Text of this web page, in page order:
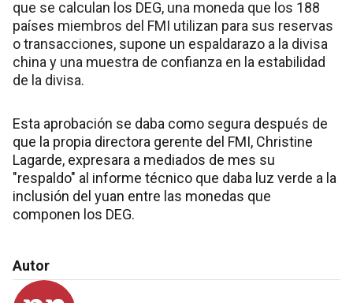
que se calculan los DEG, una moneda que los 188
países miembros del FMI utilizan para sus reservas
o transacciones, supone un espaldarazo a la divisa
china y una muestra de confianza en la estabilidad
de la divisa.
Esta aprobación se daba como segura después de
que la propia directora gerente del FMI, Christine
Lagarde, expresara a mediados de mes su
"respaldo" al informe técnico que daba luz verde a la
inclusión del yuan entre las monedas que
componen los DEG.
Autor